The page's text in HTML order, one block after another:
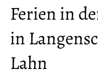
Ferien in
in
Lahn